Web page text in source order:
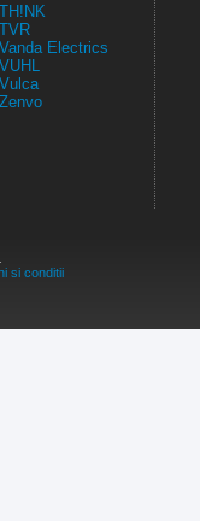
TH!NK
TVR
Vanda Electrics
VUHL
Vulca
Zenvo
si conditii